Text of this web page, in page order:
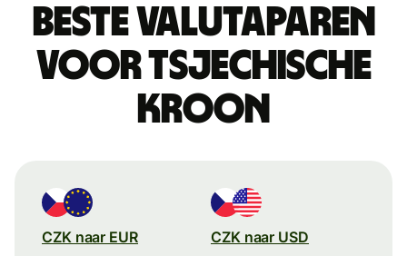
Beste valutaparen
voor Tsjechische
kroon
CZK naar EUR CZK naar USD